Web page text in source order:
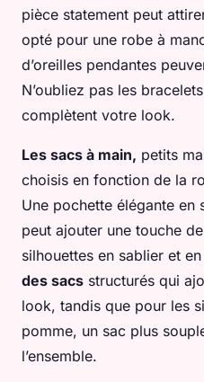
pièce statement peut
opté pour une robe à
d’oreilles pendantes
N’oubliez pas les
complètent votre look.
Les sacs à main, petits
choisis en fonction de la
Une pochette élégante en
peut ajouter une touche
silhouettes en sablier et
des sacs structurés qui
look, tandis que pour les
pomme, un sac plus
l’ensemble.